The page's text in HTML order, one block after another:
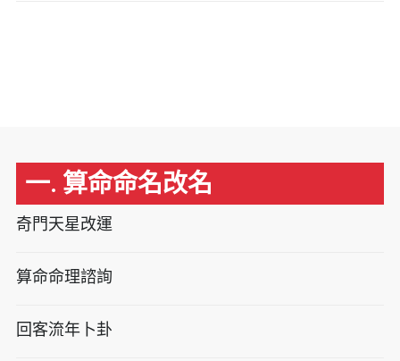
一. 算命命名改名
奇門天星改運
算命命理諮詢
回客流年卜卦